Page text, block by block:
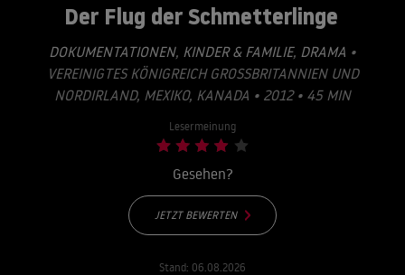
Der Flug der Schmetterlinge
DOKUMENTATIONEN, KINDER & FAMILIE, DRAMA •
VEREINIGTES KÖNIGREICH GROSSBRITANNIEN UND N
ORDIRLAND, MEXIKO, KANADA • 2012 • 45 MIN
Lesermeinung
Gesehen?
JETZT BEWERTEN
Stand: 06.08.2026